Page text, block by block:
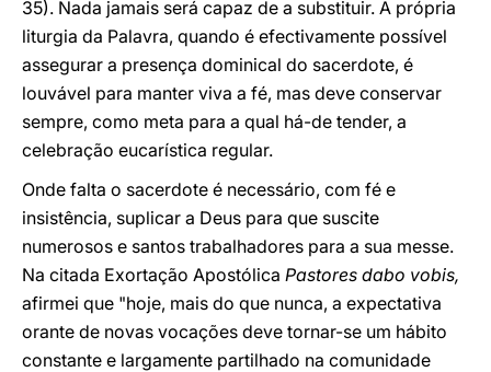
35). Nada jamais será capaz de a substituir. A própria
liturgia da Palavra, quando é efectivamente possível
assegurar a presença dominical do sacerdote, é
louvável para manter viva a fé, mas deve conservar
sempre, como meta para a qual há-de tender, a
celebração eucarística regular.
Onde falta o sacerdote é necessário, com fé e
insistência, suplicar a Deus para que suscite
numerosos e santos trabalhadores para a sua messe.
Na citada Exortação Apostólica Pastores dabo vobis,
afirmei que "hoje, mais do que nunca, a expectativa
orante de novas vocações deve tornar-se um hábito
constante e largamente partilhado na comunidade